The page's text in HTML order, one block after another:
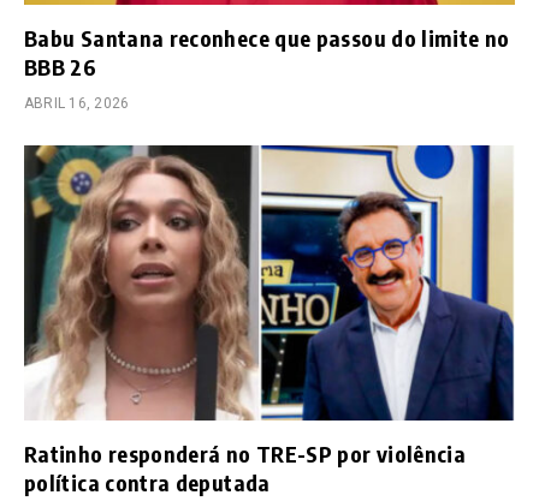
Babu Santana reconhece que passou do limite no
BBB 26
ABRIL 16, 2026
Ratinho responderá no TRE-SP por violência
política contra deputada